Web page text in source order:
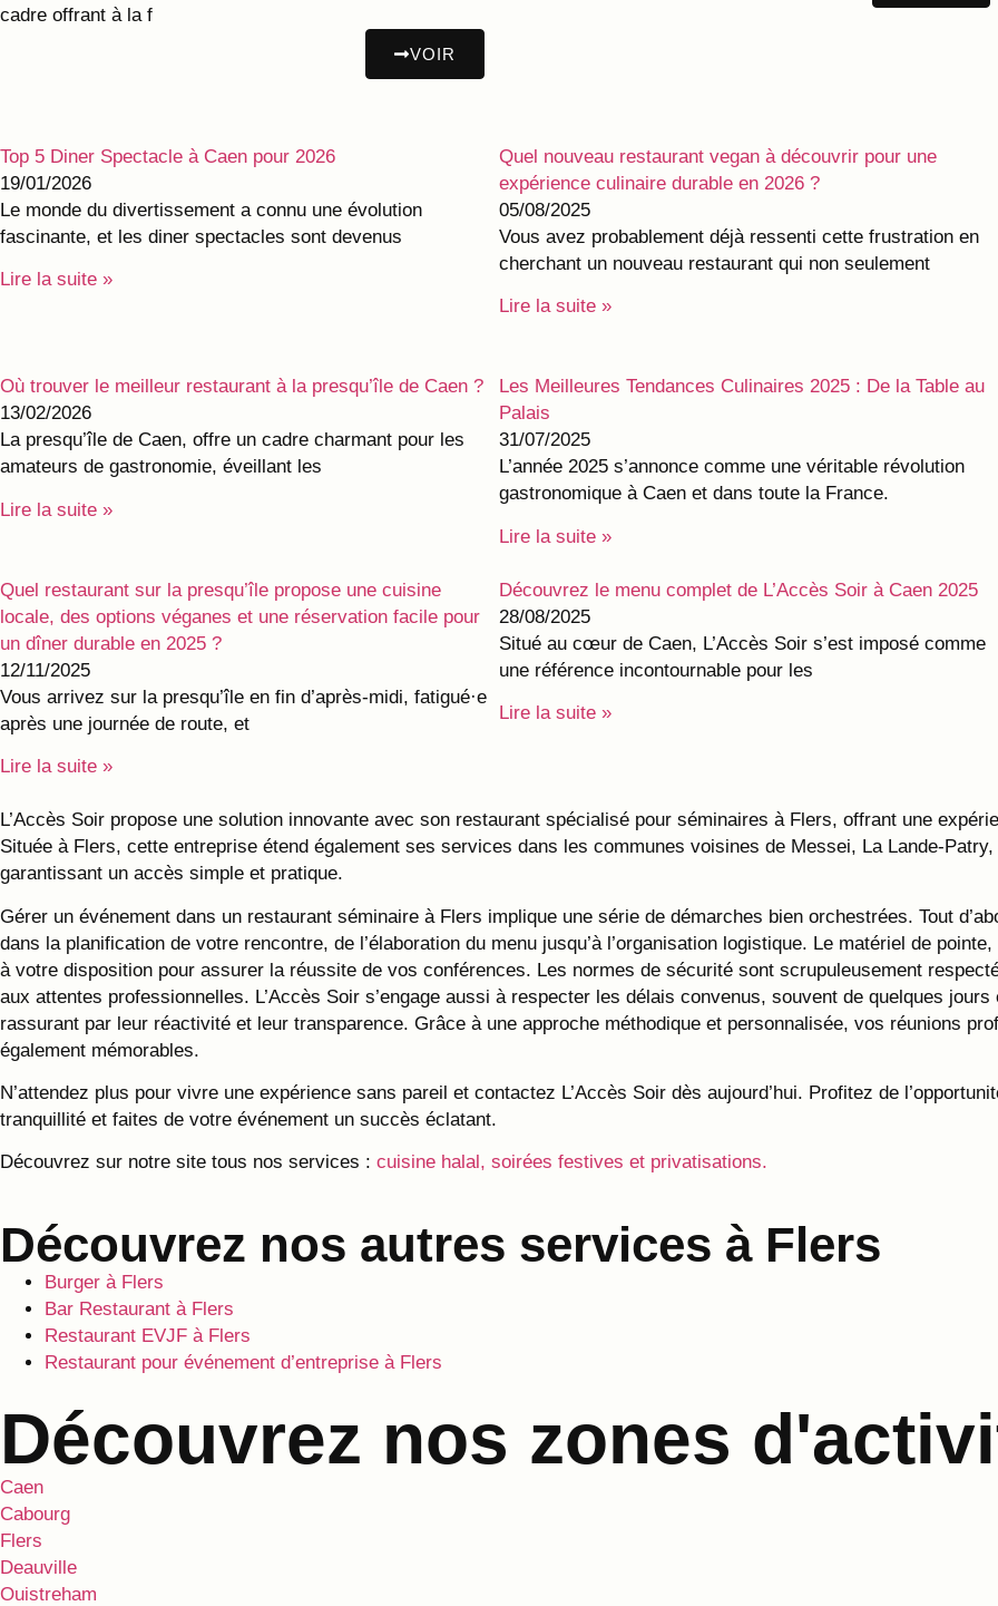
cadre offrant à la f
VOIR
Top 5 Diner Spectacle à Caen pour 2026
19/01/2026
Le monde du divertissement a connu une évolution
fascinante, et les diner spectacles sont devenus
Lire la suite »
Quel nouveau restaurant vegan à découvrir pour une
expérience culinaire durable en 2026 ?
05/08/2025
Vous avez probablement déjà ressenti cette frustration en
cherchant un nouveau restaurant qui non seulement
Lire la suite »
Où trouver le meilleur restaurant à la presqu’île de Caen ?
13/02/2026
La presqu’île de Caen, offre un cadre charmant pour les
amateurs de gastronomie, éveillant les
Lire la suite »
Les Meilleures Tendances Culinaires 2025 : De la Table au
Palais
31/07/2025
L’année 2025 s’annonce comme une véritable révolution
gastronomique à Caen et dans toute la France.
Lire la suite »
Quel restaurant sur la presqu’île propose une cuisine
locale, des options véganes et une réservation facile pour
un dîner durable en 2025 ?
12/11/2025
Vous arrivez sur la presqu’île en fin d’après-midi, fatigué·e
après une journée de route, et
Lire la suite »
Découvrez le menu complet de L’Accès Soir à Caen 2025
28/08/2025
Situé au cœur de Caen, L’Accès Soir s’est imposé comme
une référence incontournable pour les
Lire la suite »
L’Accès Soir propose une solution innovante avec son restaurant spécialisé pour séminaires à Flers, offrant une
Située à Flers, cette entreprise étend également ses services dans les communes voisines de Messei, La Lande-
garantissant un accès simple et pratique.
Gérer un événement dans un restaurant séminaire à Flers implique une série de démarches bien orchestrées. Tout
dans la planification de votre rencontre, de l’élaboration du menu jusqu’à l’organisation logistique. Le matériel de
à votre disposition pour assurer la réussite de vos conférences. Les normes de sécurité sont scrupuleusement
aux attentes professionnelles. L’Accès Soir s’engage aussi à respecter les délais convenus, souvent de quelques
rassurant par leur réactivité et leur transparence. Grâce à une approche méthodique et personnalisée, vos réunions
également mémorables.
N’attendez plus pour vivre une expérience sans pareil et contactez L’Accès Soir dès aujourd’hui. Profitez de
tranquillité et faites de votre événement un succès éclatant.
Découvrez sur notre site tous nos services : cuisine halal, soirées festives et privatisations.
Découvrez nos autres services à Flers
Burger à Flers
Bar Restaurant à Flers
Restaurant EVJF à Flers
Restaurant pour événement d’entreprise à Flers
Découvrez nos zones
Caen
Cabourg
Flers
Deauville
Ouistreham